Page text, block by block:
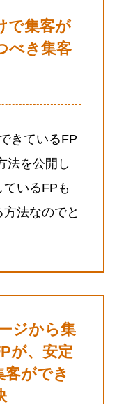
で集客が
べき集客
きているFP
法を公開し
ているFPも
法なのでと
ジから集
が、安定
客ができ